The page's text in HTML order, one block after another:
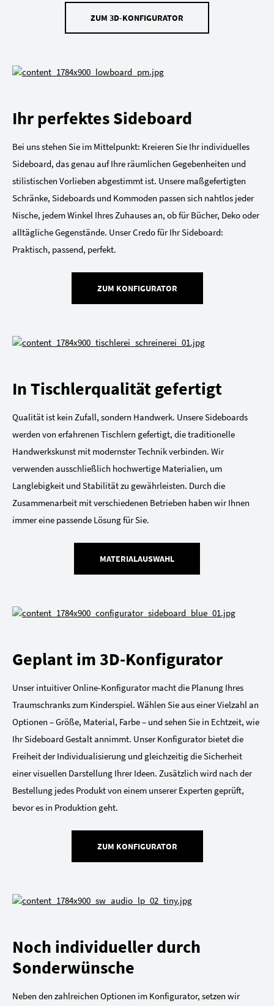
ZUM 3D-KONFIGURATOR
Ihr perfektes Sideboard
Bei uns stehen Sie im Mittelpunkt: Kreieren Sie Ihr individuelles
Sideboard, das genau auf Ihre räumlichen Gegebenheiten und
stilistischen Vorlieben abgestimmt ist. Unsere maßgefertigten
Schränke, Sideboards und Kommoden passen sich nahtlos jeder
Nische, jedem Winkel Ihres Zuhauses an, ob für Bücher, Deko oder
alltägliche Gegenstände. Unser Credo für Ihr Sideboard:
Praktisch, passend, perfekt.
ZUM KONFIGURATOR
In Tischlerqualität gefertigt
Qualität ist kein Zufall, sondern Handwerk. Unsere Sideboards
werden von erfahrenen Tischlern gefertigt, die traditionelle
Handwerkskunst mit modernster Technik verbinden. Wir
verwenden ausschließlich hochwertige Materialien, um
Langlebigkeit und Stabilität zu gewährleisten. Durch die
Zusammenarbeit mit verschiedenen Betrieben haben wir Ihnen
immer eine passende Lösung für Sie.
MATERIALAUSWAHL
Geplant im 3D-Konfigurator
Unser intuitiver Online-Konfigurator macht die Planung Ihres
Traumschranks zum Kinderspiel. Wählen Sie aus einer Vielzahl an
Optionen – Größe, Material, Farbe – und sehen Sie in Echtzeit, wie
Ihr Sideboard Gestalt annimmt. Unser Konfigurator bietet die
Freiheit der Individualisierung und gleichzeitig die Sicherheit
einer visuellen Darstellung Ihrer Ideen. Zusätzlich wird nach der
Bestellung jedes Produkt von einem unserer Experten geprüft,
bevor es in Produktion geht.
ZUM KONFIGURATOR
Noch individueller durch
Sonderwünsche
Neben den zahlreichen Optionen im Konfigurator, setzen wir